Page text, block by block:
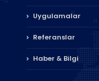
Uygulamalar
Referanslar
Haber & Bilgi